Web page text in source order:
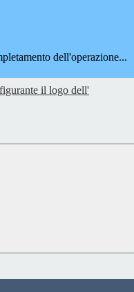
dell'operazione...